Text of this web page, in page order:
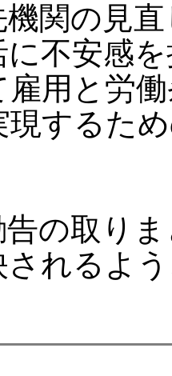
機関の見
に不安感
用と労
現するた
告の取り
れるよ